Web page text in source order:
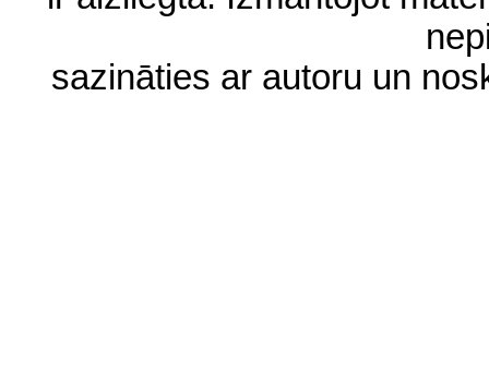
sazināties ar autoru un